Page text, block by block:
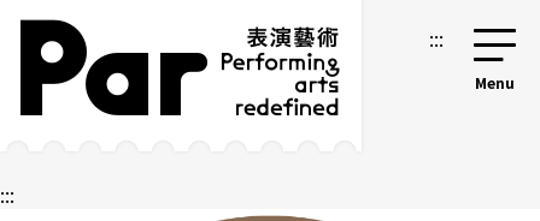
跳到主要内容区块
网站导览 :::
:::